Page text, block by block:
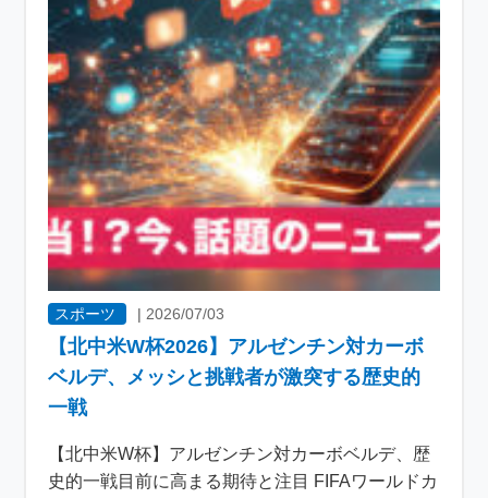
スポーツ |2026/07/03
【北中米W杯2026】アルゼンチン対カーボ
ベルデ、メッシと挑戦者が激突する歴史的
一戦
【北中米W杯】アルゼンチン対カーボベルデ、歴
史的一戦目前に高まる期待と注目 FIFAワールドカ